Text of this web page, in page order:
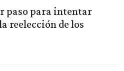
paso para intentar
reelección de los